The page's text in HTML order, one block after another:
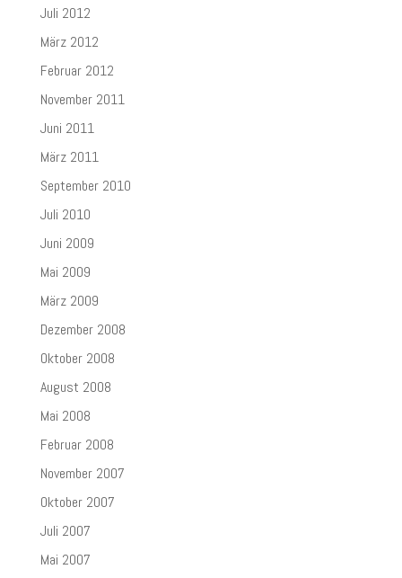
Juli 2012
März 2012
Februar 2012
November 2011
Juni 2011
März 2011
September 2010
Juli 2010
Juni 2009
Mai 2009
März 2009
Dezember 2008
Oktober 2008
August 2008
Mai 2008
Februar 2008
November 2007
Oktober 2007
Juli 2007
Mai 2007